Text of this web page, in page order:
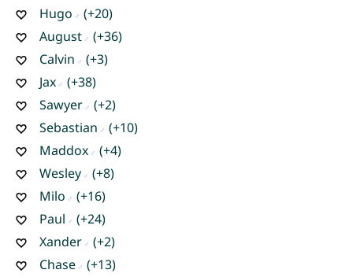
Hugo
(+20)
August
(+36)
Calvin
(+3)
Jax
(+38)
Sawyer
(+2)
Sebastian
(+10)
Maddox
(+4)
Wesley
(+8)
Milo
(+16)
Paul
(+24)
Xander
(+2)
Chase
(+13)